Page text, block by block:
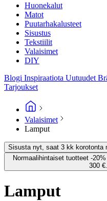
Huonekalut
Matot
Puutarhakalusteet
Sisustus
Tekstiilit
Valaisimet
DIY
Blogi Inspiraatiota Uutuudet
Tarjoukset
Valaisimet
Lamput
Sisusta nyt, saat 3 kk korotonta
Normaalihintaiset tuotteet -
300
Lamput